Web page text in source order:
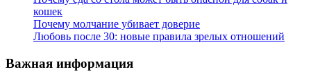
кошек
Почему молчание убивает доверие
Любовь после 30: новые правила зрелых отношений
Важная информация